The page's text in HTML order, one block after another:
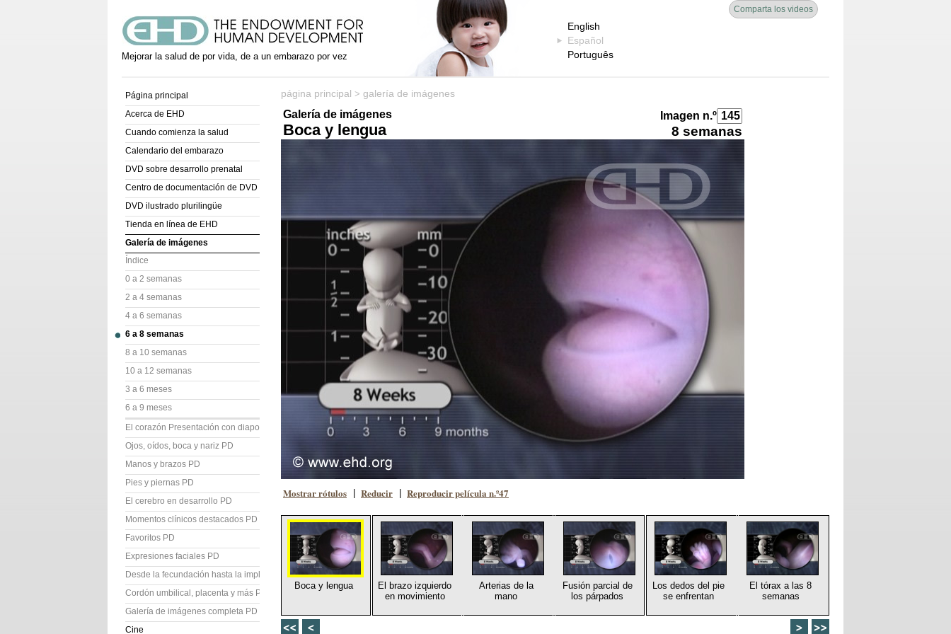
Mejorar la salud de por vida, de a un embarazo por vez
English
Español
Português
Comparta los videos
Página principal
Acerca de EHD
Cuando comienza la salud
Calendario del embarazo
DVD sobre desarrollo prenatal
Centro de documentación de DVD
DVD ilustrado plurilingüe
Tienda en línea de EHD
Galería de imágenes
Índice
0 a 2 semanas
2 a 4 semanas
4 a 6 semanas
6 a 8 semanas
8 a 10 semanas
10 a 12 semanas
3 a 6 meses
6 a 9 meses
El corazón Presentación con diapositivas (PD)
Ojos, oídos, boca y nariz PD
Manos y brazos PD
Pies y piernas PD
El cerebro en desarrollo PD
Momentos clínicos destacados PD
Favoritos PD
Expresiones faciales PD
Desde la fecundación hasta la implantación PD
Cordón umbilical, placenta y más PD
Galería de imágenes completa PD
Cine
página principal > galería de imágenes
Galería de imágenes
Boca y lengua
Imagen n.º
8 semanas
Mostrar rótulos Reducir Reproducir película n.º47
Boca y lengua
El brazo izquierdo
en movimiento
Arterias de la
mano
Fusión parcial de
los párpados
Los dedos del pie
se enfrentan
El tórax a las 8
semanas